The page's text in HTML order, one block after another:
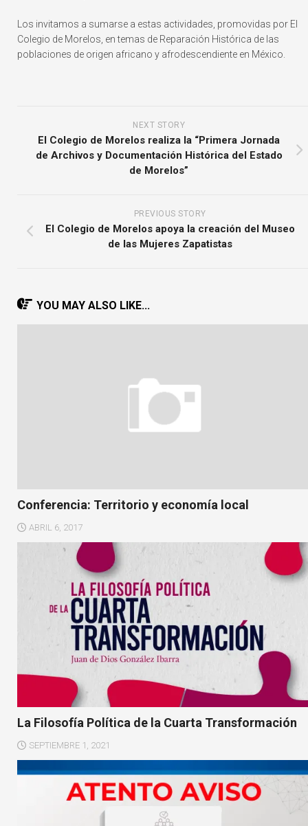
Los invitamos a sumarse a estas actividades, promovidas por El
Colegio de Morelos, en temas de Reparación Histórica de las
poblaciones de origen africano y afrodescendiente en México.
NEXT STORY
El Colegio de Morelos realiza la “Primera Jornada
de Archivos y Documentación Histórica del Estado
de Morelos”
PREVIOUS STORY
El Colegio de Morelos apoya la creación del Museo
de las Mujeres Zapatistas
YOU MAY ALSO LIKE...
Conferencia: Territorio y economía local
ABRIL 6, 2017
La Filosofía Política de la Cuarta Transformación
SEPTIEMBRE 1, 2021